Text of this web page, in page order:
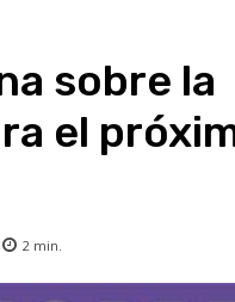
sobre la
el
2 min.